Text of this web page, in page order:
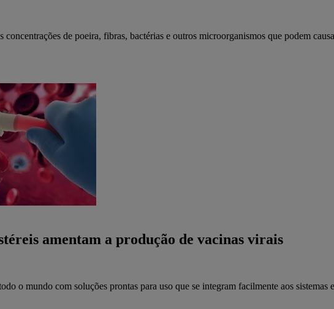
concentrações de poeira, fibras, bactérias e outros microorganismos que podem
amentam a produção de vacinas virais
o mundo com soluções prontas para uso que se integram facilmente aos sistemas